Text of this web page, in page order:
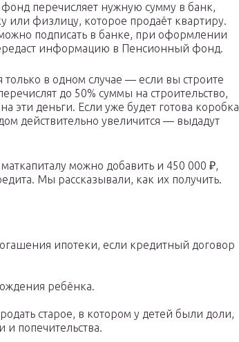
перечисляет нужную сумму в банк,
физлицу, которое продаёт квартиру.
подписать в банке, при оформлении
информацию в Пенсионный фонд.
в одном случае — если вы строите
до 50% суммы на строительство,
эти деньги. Если уже будет готова коробка
действительно увеличится — выдадут
можно добавить и 450 000 ₽,
Мы рассказывали, как их получить.
ипотеки, если кредитный договор
ребёнка.
старое, в котором у детей были доли,
и попечительства.